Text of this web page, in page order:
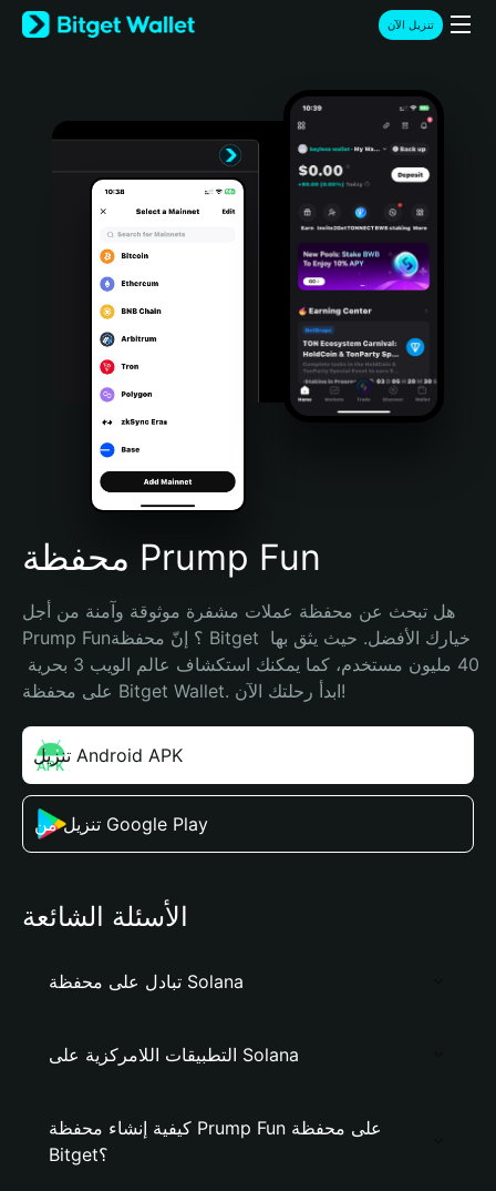
English
日本語
Türkçe
Português (Portugal)
Bahasa Indonesia
Português (Brasil)
Español (Argentina)
تنزيل الآن
محفظة Prump Fun
هل تبحث عن محفظة عملات مشفرة موثوقة وآمنة من أجل
Prump Fun؟ إنّ محفظة Bitget خيارك الأفضل. حيث يثق بها
على محفظة Bitget Wallet. ابدأ رحلتك الآن!
تنزيل Android APK
تنزيل من Google Play
الأسئلة الشائعة
تبادل على محفظة Solana
التطبيقات اللامركزية على Solana
كيفية إنشاء محفظة Prump Fun على محفظة
Bitget؟